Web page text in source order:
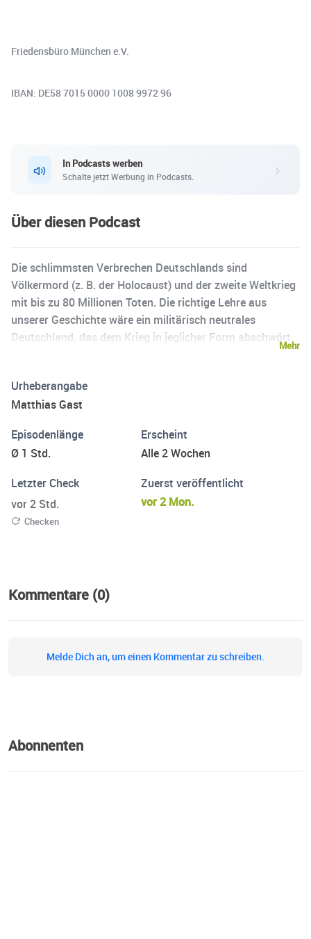
Friedensbüro München e.V.
IBAN: DE58 7015 0000 1008 9972 96
In Podcasts werben
Schalte jetzt Werbung in Podcasts.
Über diesen Podcast
Die schlimmsten Verbrechen Deutschlands sind
Völkermord (z. B. der Holocaust) und der zweite Weltkrieg
mit bis zu 80 Millionen Toten. Die richtige Lehre aus
unserer Geschichte wäre ein militärisch neutrales
Deutschland, das dem Krieg in jeglicher Form abschwört.
übernehmen. Deutschland hat der friedlichen
Konfliktlösung den Rücken gekehrt. Der Podcast
Militarismus, die massive Aufrüstung und die neue
Wehrpflicht infrage stellen.
Mehr
Urheberangabe
Matthias Gast
Episodenlänge
Ø 1 Std.
Erscheint
Alle 2 Wochen
Letzter Check
vor 2 Std.
Checken
Zuerst veröffentlicht
vor 2 Mon.
Kommentare (0)
Melde Dich an, um einen Kommentar zu schreiben.
Abonnenten